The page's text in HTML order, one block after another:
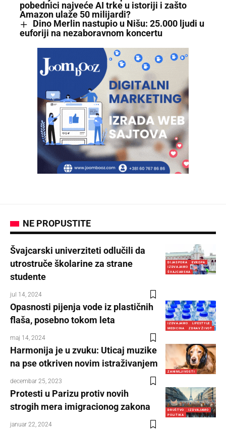
pobednici najveće AI trke u istoriji i zašto
Amazon ulaže 50 milijardi?
Dino Merlin nastupio u Nišu: 25.000 ljudi u
euforiji na nezaboravnom koncertu
NE PROPUSTITE
DIJASPORA
EVROPA
IZDVAJAMO
ŠVAJCARSKA
Švajcarski univerziteti odlučili da
utrostruče školarine za strane
studente
jul 14, 2024
IZDVAJAMO
LIFESTYLE
MEDICINA
ZDRAV ŽIVOT
Opasnosti pijenja vode iz plastičnih
flaša, posebno tokom leta
maj 14, 2024
ZANIMLJIVOSTI
Harmonija je u zvuku: Uticaj muzike
na pse otkriven novim istraživanjem
decembar 25, 2023
DRUŠTVO
IZDVAJAMO
POLITIKA
Protesti u Parizu protiv novih
strogih mera imigracionog zakona
januar 22, 2024